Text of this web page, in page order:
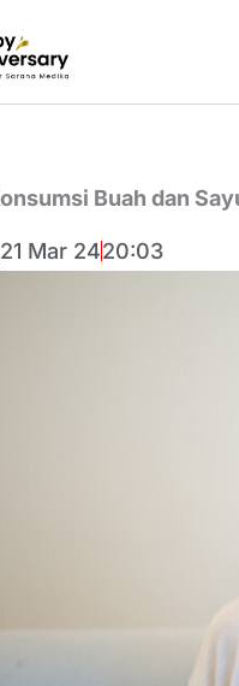
Buah dan
21 Mar 2420:03